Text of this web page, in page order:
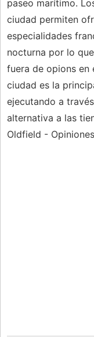
paseo marítimo.
ciudad permiten
especialidades
nocturna por lo
fuera de opions en
ciudad es la
ejecutando a
alternativa a las
Oldfield -